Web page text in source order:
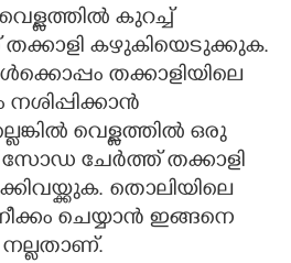
കുറച്ച്
തക്കാളി കഴുകിയെടുക്കുക.
തക്കാളിയിലെ
വെള്ളത്തിൽ ഒരു
സോഡ ചേർത്ത് തക്കാളി
തൊലിയിലെ
ചെയ്യാൻ ഇങ്ങനെ